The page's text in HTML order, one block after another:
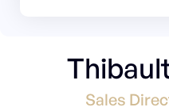
Sales